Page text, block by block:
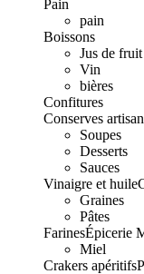
Pain
pain
Boissons
Jus de fruit
Vin
bières
Confitures
Conserves
Soupes
Desserts
Sauces
Vinaigre et huile
Graines
Pâtes
FarinesÉpicerie
Miel
Crakers apéritifs